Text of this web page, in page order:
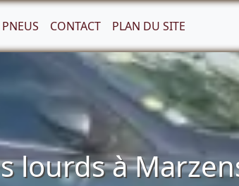
PNEUS CONTACT PLAN DU SITE
lourds à